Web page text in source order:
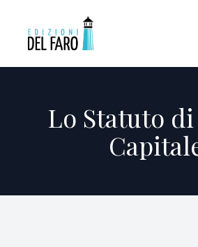
Lo Statuto